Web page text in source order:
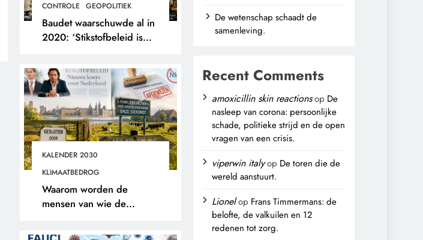
CONTROLE GEOPOLITIEK
Baudet waarschuwde al in
2020: ‘Stikstofbeleid is
immigratie’.
KALENDER 2030
KLIMAATBEDROG
Waarom worden de
mensen van wie de
buitengesloten?
De wetenschap schaadt de
samenleving.
Recent Comments
amoxicillin skin reactionsop De
nasleep van corona: persoonlijke
schade, politieke strijd en de open
vragen van een crisis.
viperwin italyop De toren die de
wereld aanstuurt.
Lionelop Frans Timmermans: de
belofte, de valkuilen en 12
redenen tot zorg.